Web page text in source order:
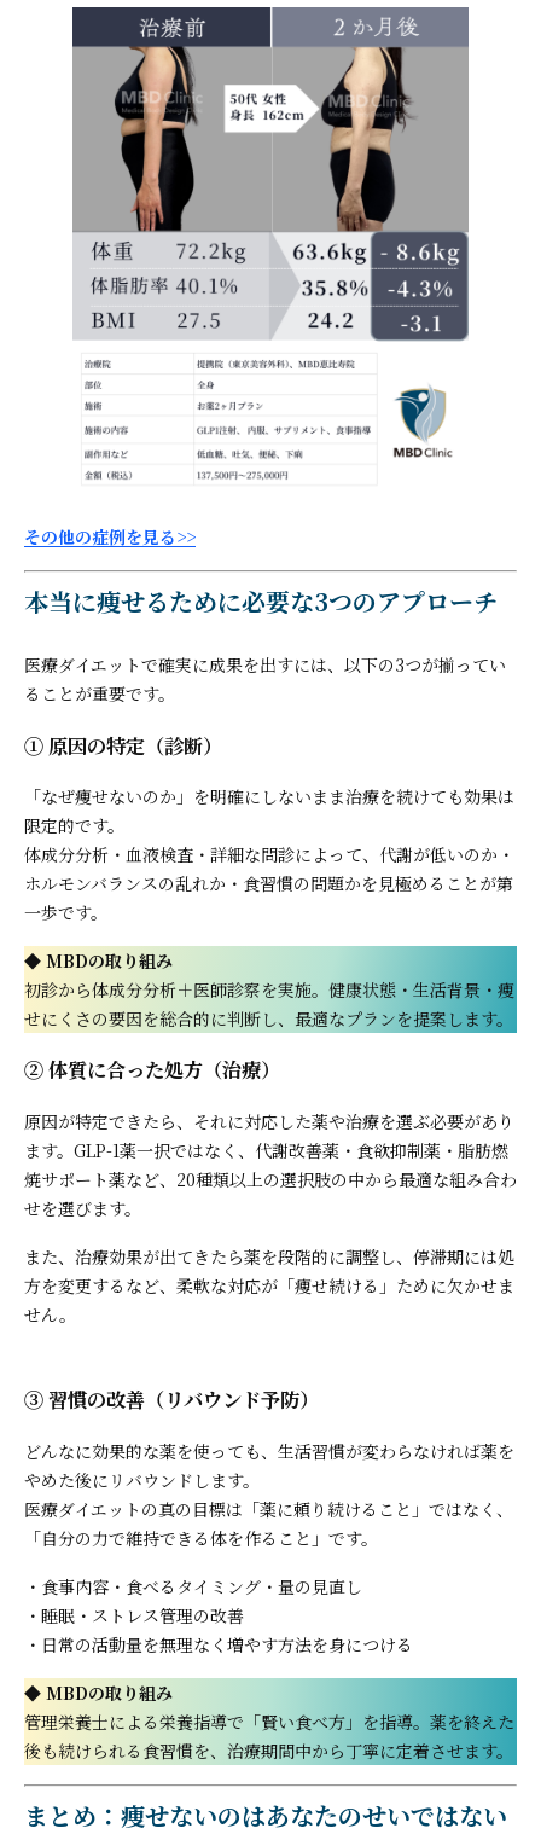
その他の症例を見る>>
本当に痩せるために必要な3つのアプローチ
医療ダイエットで確実に成果を出すには、以下の3つが揃ってい
ることが重要です。
① 原因の特定（診断）
「なぜ痩せないのか」を明確にしないまま治療を続けても効果は
限定的です。
体成分分析・血液検査・詳細な問診によって、代謝が低いのか・
ホルモンバランスの乱れか・食習慣の問題かを見極めることが第
一歩です。
◆ MBDの取り組み
初診から体成分分析＋医師診察を実施。健康状態・生活背景・痩
せにくさの要因を総合的に判断し、最適なプランを提案します。
② 体質に合った処方（治療）
原因が特定できたら、それに対応した薬や治療を選ぶ必要があり
ます。GLP-1薬一択ではなく、代謝改善薬・食欲抑制薬・脂肪燃
焼サポート薬など、20種類以上の選択肢の中から最適な組み合わ
せを選びます。
また、治療効果が出てきたら薬を段階的に調整し、停滞期には処
方を変更するなど、柔軟な対応が「痩せ続ける」ために欠かせま
せん。
③ 習慣の改善（リバウンド予防）
どんなに効果的な薬を使っても、生活習慣が変わらなければ薬を
やめた後にリバウンドします。
医療ダイエットの真の目標は「薬に頼り続けること」ではなく、
「自分の力で維持できる体を作ること」です。
・食事内容・食べるタイミング・量の見直し
・睡眠・ストレス管理の改善
・日常の活動量を無理なく増やす方法を身につける
◆ MBDの取り組み
管理栄養士による栄養指導で「賢い食べ方」を指導。薬を終えた
後も続けられる食習慣を、治療期間中から丁寧に定着させます。
まとめ：痩せないのはあなたのせいではない